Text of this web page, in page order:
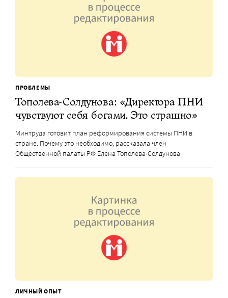
ПРОБЛЕМЫ
Тополева-Солдунова: «Директора ПНИ
чувствуют себя богами. Это страшно»
Минтруда готовит план реформирования системы ПНИ в
стране. Почему это необходимо, рассказала член
Общественной палаты РФ Елена Тополева-Солдунова
ЛИЧНЫЙ ОПЫТ